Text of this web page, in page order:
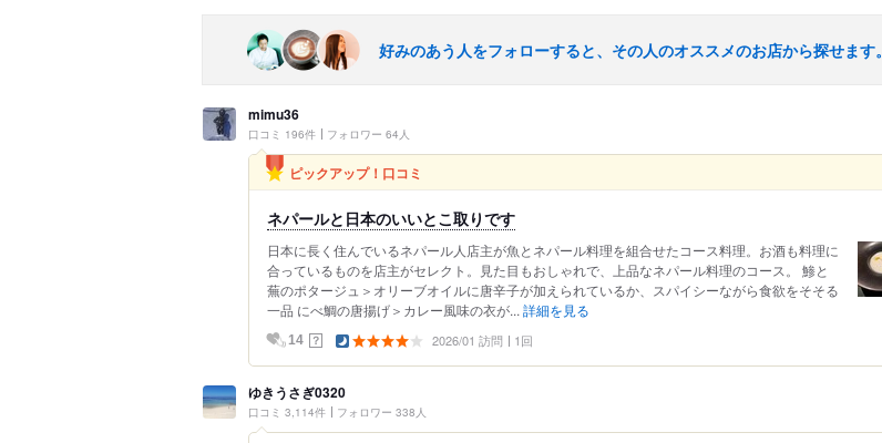
好みのあう人をフォローすると、その人のオススメのお店から探せます。
mimu36
口コミ 196件 フォロワー 64人
ピックアップ！口コミ
ネパールと日本のいいとこ取りです
日本に長く住んでいるネパール人店主が魚とネパール料理を組合せたコース料理。お酒も料理に
合っているものを店主がセレクト。見た目もおしゃれで、上品なネパール料理のコース。 鯵と
蕪のポタージュ＞オリーブオイルに唐辛子が加えられているか、スパイシーながら食欲をそそる
一品 にべ鯛の唐揚げ＞カレー風味の衣が... 詳細を見る
14 ？ 2026/01 訪問 1回
ゆきうさぎ0320
口コミ 3,114件 フォロワー 338人